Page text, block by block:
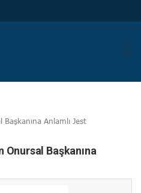
Anlamlı Jest
Onursal Başkanına